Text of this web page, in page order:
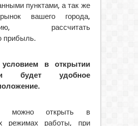
пунктами, а так же
вашего города,
рассчитать
прибыль.
в открытии
будет удобное
можно открыть в
режимах работы, при